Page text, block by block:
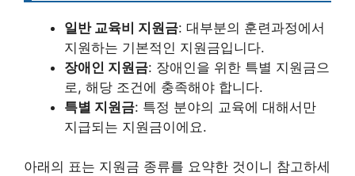
일반 교육비 지원금: 대부분의 훈련과정에서
지원하는 기본적인 지원금입니다.
장애인 지원금: 장애인을 위한 특별 지원금으
로, 해당 조건에 충족해야 합니다.
특별 지원금: 특정 분야의 교육에 대해서만
지급되는 지원금이에요.
아래의 표는 지원금 종류를 요약한 것이니 참고하세